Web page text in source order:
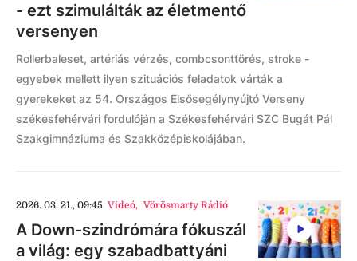
- ezt szimulálták az életmentő
versenyen
Rollerbaleset, artériás vérzés, combcsonttörés, stroke -
egyebek mellett ilyen szituációs feladatok várták a
gyerekeket az 54. Országos Elsősegélynyújtó Verseny
székesfehérvári fordulóján a Székesfehérvári SZC Bugát Pál
Szakgimnáziuma és Szakközépiskolájában.
2026. 03. 21., 09:45 Videó, Vörösmarty Rádió
A Down-szindrómára fókuszál
a világ: egy szabadbattyáni